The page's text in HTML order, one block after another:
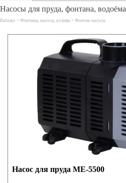
Насосы для пруда, фонтана, водоёма
Каталог > Фонтаны, насосы, изливы > Фонтан-насосы
Насос для пруда МЕ-5500